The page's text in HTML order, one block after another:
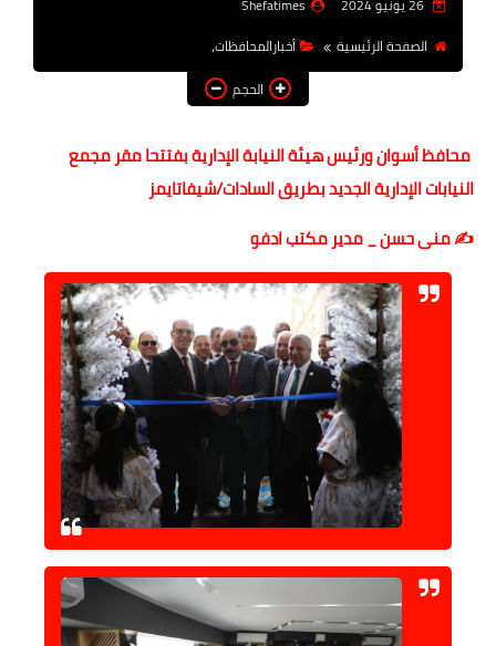
منوعات
خدمات
عاجل
التعليم
الصحه
الطقس
معلومه قانونيه
تكنولوجيا المعلومات
حوادث وقضايا
خدمات
الصحه والجمال
الصفحة الرئيسية
أخبارالمحافظات،
الحجم
محافظ أسوان ورئيس هيئة النيابة الإدارية بفتتحا مقر مجمع
النيابات الإدارية الجديد بطريق السادات/شيفاتايمز
✍️ منى حسن _ مدير مكتب ادفو